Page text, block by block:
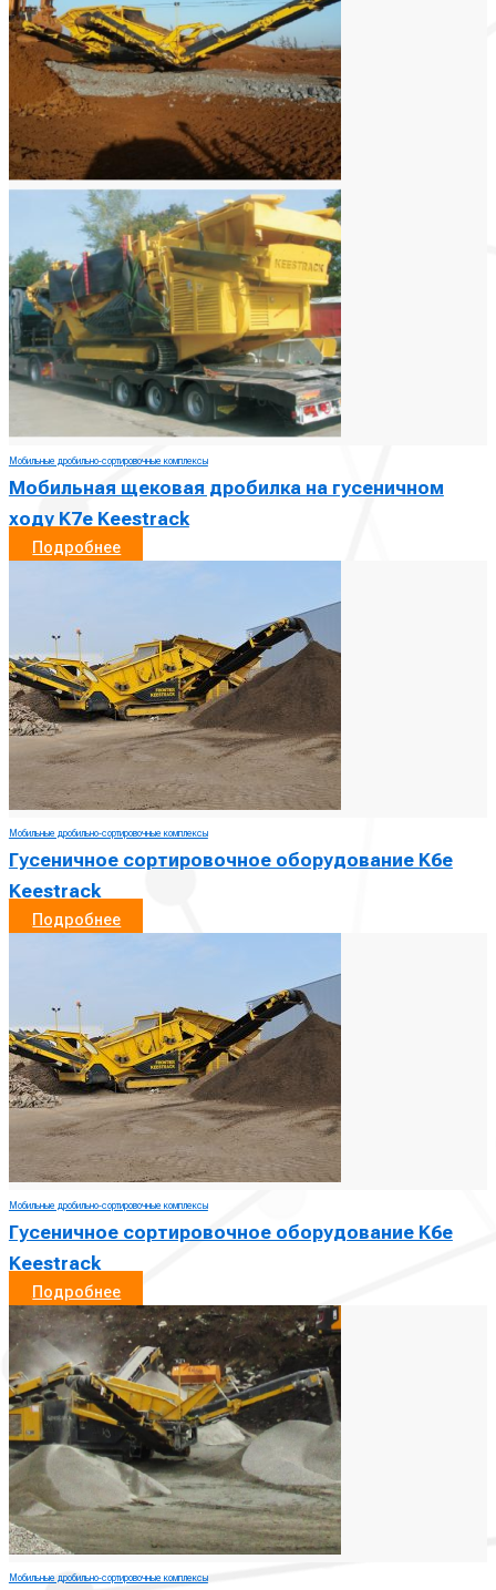
Мобильные дробильно-сортировочные комплексы
Мобильная щековая дробилка на гусеничном
ходу K7e Keestrack
Подробнее
Мобильные дробильно-сортировочные комплексы
Гусеничное сортировочное оборудование K6e
Keestrack
Подробнее
Мобильные дробильно-сортировочные комплексы
Гусеничное сортировочное оборудование K6e
Keestrack
Подробнее
Мобильные дробильно-сортировочные комплексы